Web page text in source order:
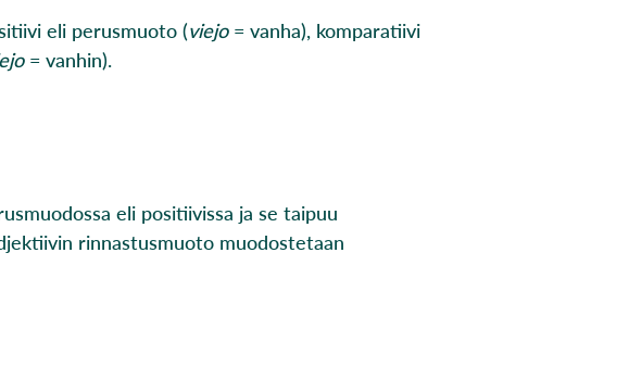
eli perusmuoto (viejo = vanha), komparatiivi
= vanhin).
eli positiivissa ja se taipuu
rinnastusmuoto muodostetaan